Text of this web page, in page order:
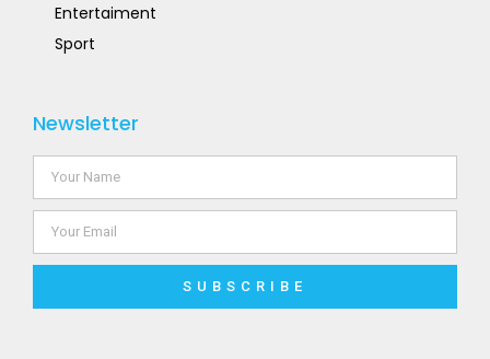
Entertaiment
Sport
Newsletter
SUBSCRIBE